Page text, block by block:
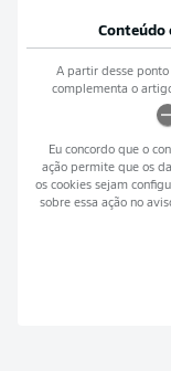
Conteúdo
A partir desse
complementa o
Eu concordo que o
ação permite que os
os cookies sejam
sobre essa ação no